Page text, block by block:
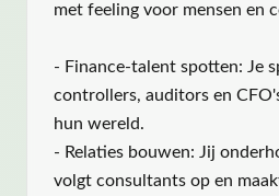
met feeling voor mensen en
- Finance-talent spotten: Je
controllers, auditors en
hun wereld.
- Relaties bouwen: Jij
volgt consultants op en